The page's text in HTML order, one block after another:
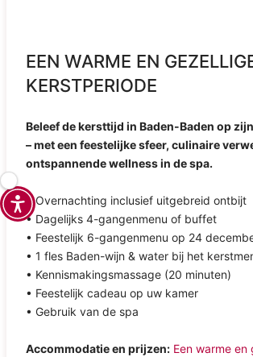
EEN WARME EN
KERSTPERIODE
Beleef de kersttijd in Baden-Baden op
– met een feestelijke sfeer, culinaire
ontspannende wellness in de spa.
• Overnachting inclusief uitgebreid ontbijt
• Dagelijks 4-gangenmenu of buffet
• Feestelijk 6-gangenmenu op 24
• 1 fles Baden-wijn & water bij het
• Kennismakingsmassage (20 minuten)
• Feestelijk cadeau op uw kamer
• Gebruik van de spa
Accommodatie en prijzen: Een warme en